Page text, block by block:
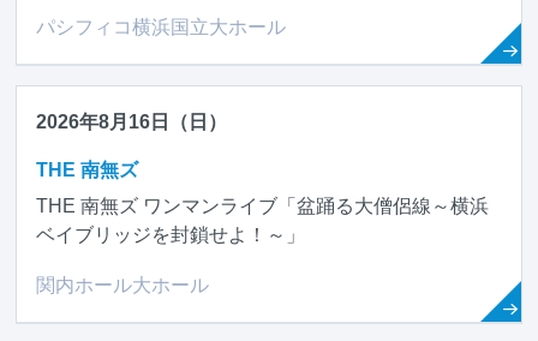
パシフィコ横浜国立大ホール
2026年8月16日（日）
THE 南無ズ
THE 南無ズ ワンマンライブ「盆踊る大僧侶線～横浜
ベイブリッジを封鎖せよ！～」
関内ホール大ホール